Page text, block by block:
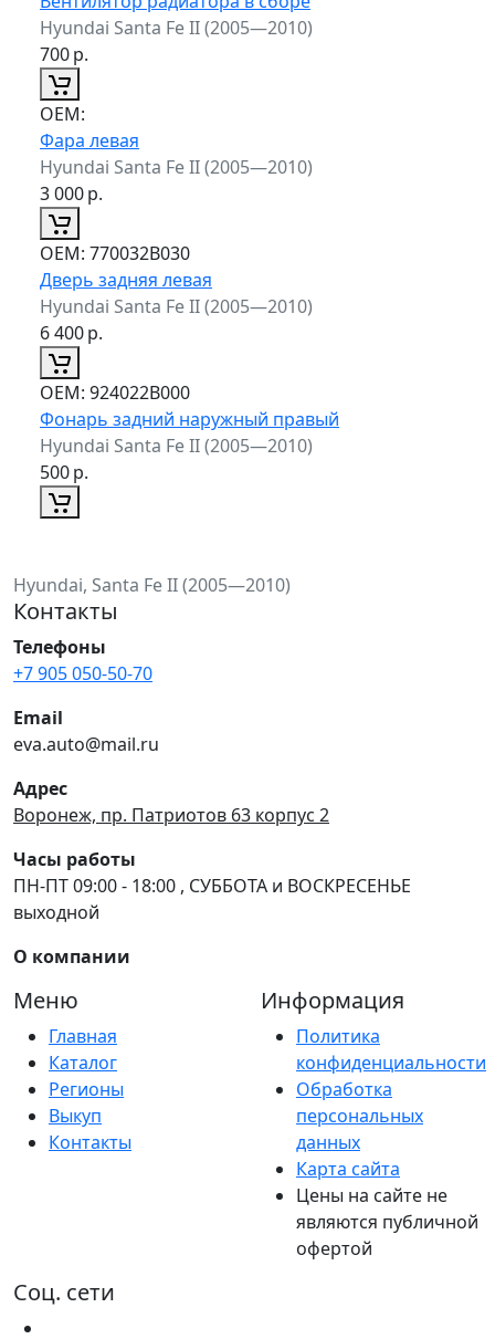
Hyundai Santa Fe II (2005—2010)
700р.
ОЕМ:
Фара левая
Hyundai Santa Fe II (2005—2010)
3 000р.
ОЕМ: 770032B030
Дверь задняя левая
Hyundai Santa Fe II (2005—2010)
6 400р.
ОЕМ: 924022B000
Фонарь задний наружный правый
Hyundai Santa Fe II (2005—2010)
500р.
Hyundai, Santa Fe II (2005—2010)
Контакты
Телефоны
+7 905 050-50-70
Email
eva.auto@mail.ru
Адрес
Воронеж, пр. Патриотов 63 корпус 2
Часы работы
ПН-ПТ 09:00 - 18:00 , СУББОТА и ВОСКРЕСЕНЬЕ
выходной
О компании
Меню
Главная
Каталог
Регионы
Выкуп
Контакты
Информация
Политика
конфиденциальности
Обработка
персональных
данных
Карта сайта
Цены на сайте не
являются публичной
офертой
Соц. сети